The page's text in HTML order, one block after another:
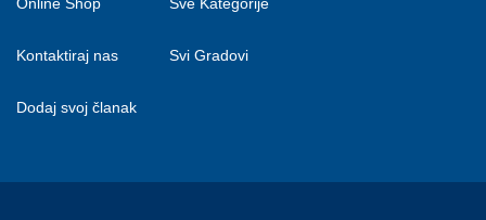
Kontaktiraj nas
Dodaj svoj članak
Svi Gradovi